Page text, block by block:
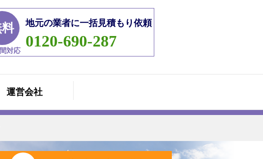
対応
地元の業者に一括見積もり依頼
0120-690-287
運営会社